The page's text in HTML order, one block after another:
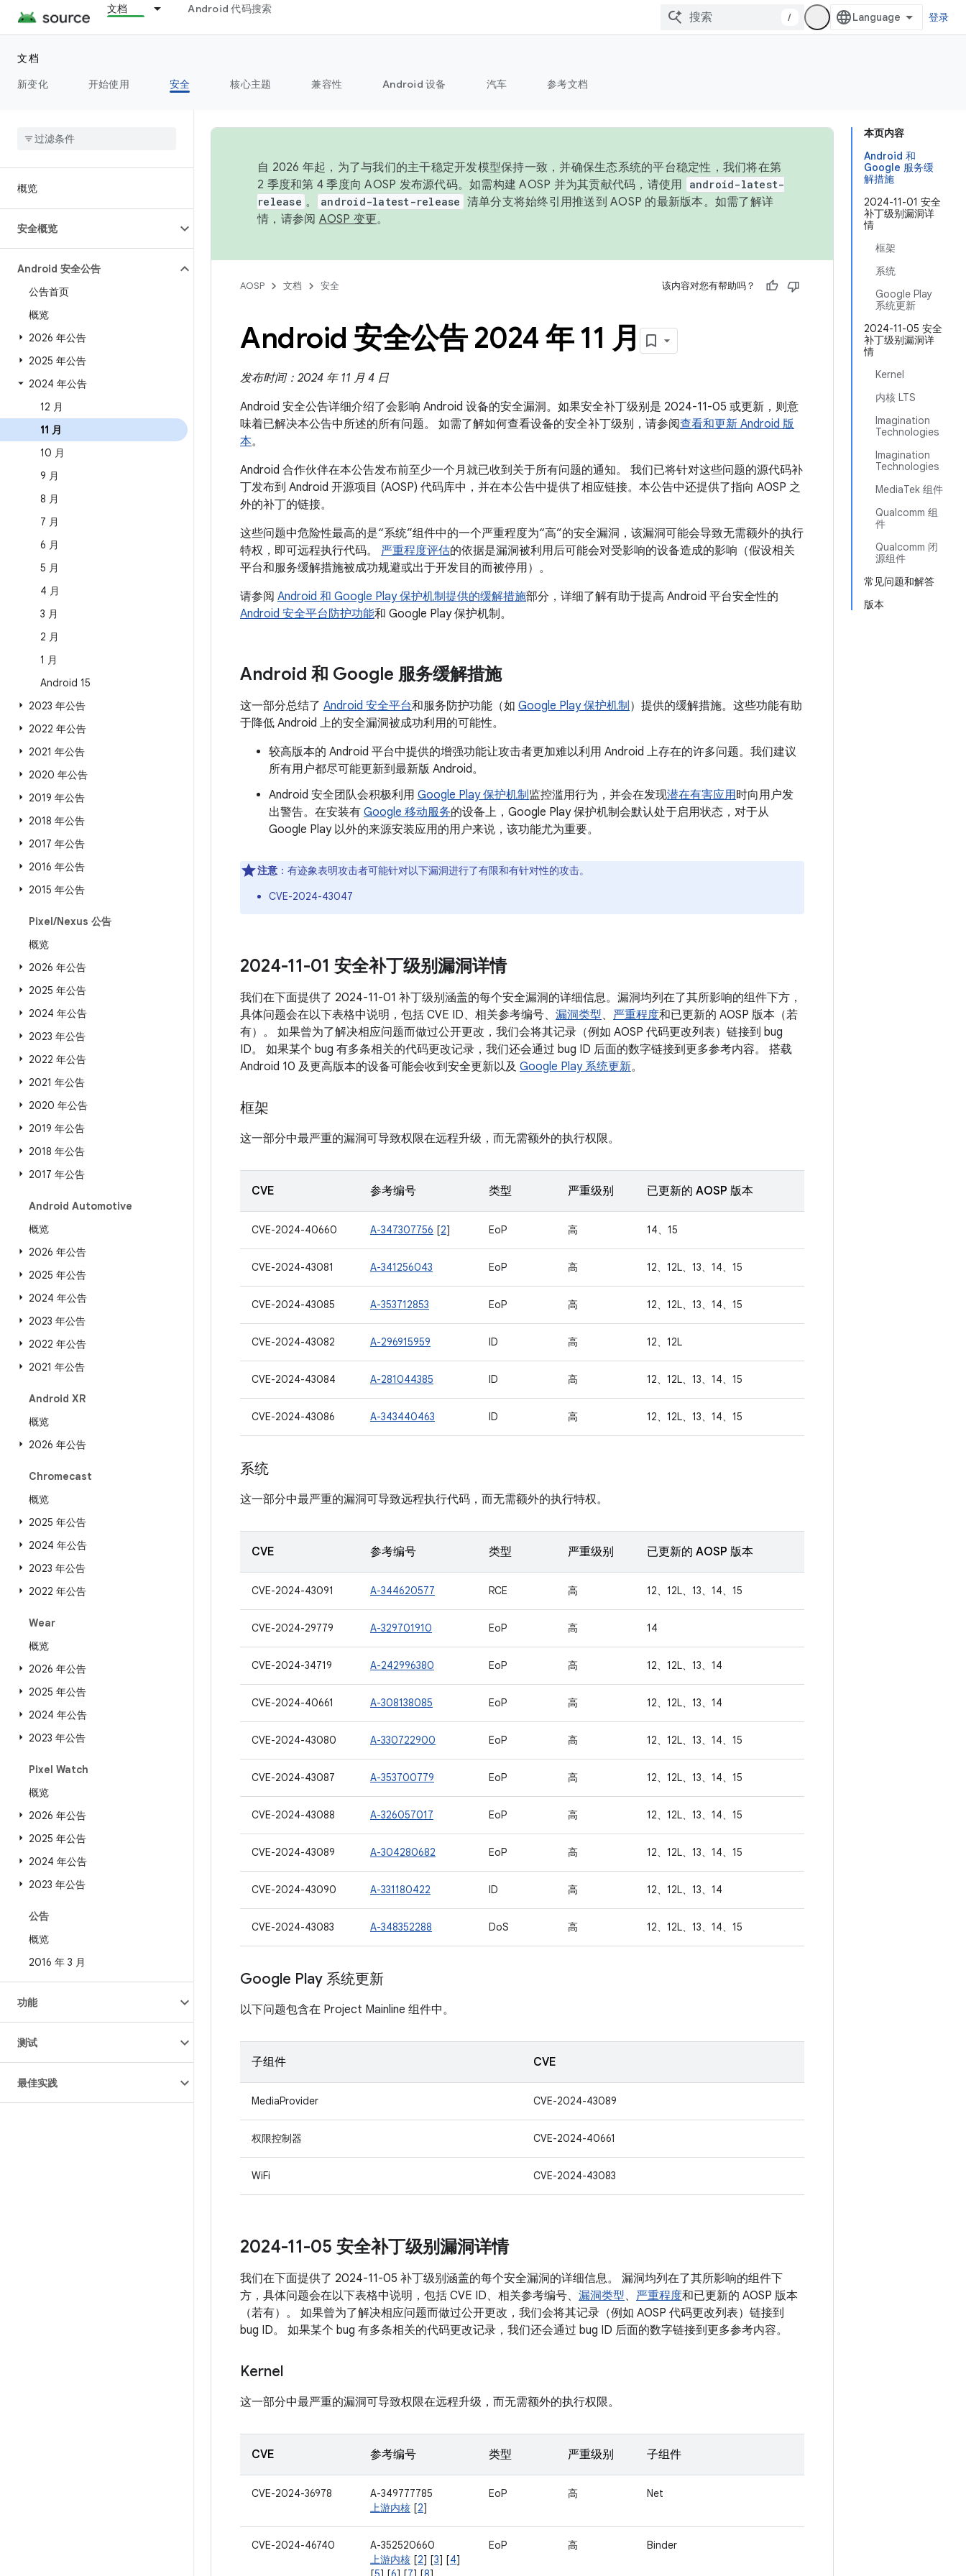
文档 Android 代码搜索
/ 登录
文档
新变化
开始使用 安全 核心主题 兼容性 Android 设备 汽车 参考文档
概览
安全概览
Android 安全公告
公告首页
概览
2026 年公告
2025 年公告
2024 年公告
12 月
11 月
10 月
9 月
8 月
7 月
6 月
5 月
4 月
3 月
2 月
1 月
Android 15
2023 年公告
2022 年公告
2021 年公告
2020 年公告
2019 年公告
2018 年公告
2017 年公告
2016 年公告
2015 年公告
Pixel/Nexus 公告
概览
2026 年公告
2025 年公告
2024 年公告
2023 年公告
2022 年公告
2021 年公告
2020 年公告
2019 年公告
2018 年公告
2017 年公告
Android Automotive
概览
2026 年公告
2025 年公告
2024 年公告
2023 年公告
2022 年公告
2021 年公告
Android XR
概览
2026 年公告
Chromecast
概览
2025 年公告
2024 年公告
2023 年公告
2022 年公告
Wear
概览
2026 年公告
2025 年公告
2024 年公告
2023 年公告
Pixel Watch
概览
2026 年公告
2025 年公告
2024 年公告
2023 年公告
公告
概览
2016 年 3 月
功能
测试
最佳实践
本页内容
Android 和
Google 服务缓
解措施
2024-11-01 安全
补丁级别漏洞详
情
框架
系统
Google Play
系统更新
2024-11-05 安全
补丁级别漏洞详
情
Kernel
内核 LTS
Imagination
Technologies
Imagination
Technologies
MediaTek 组件
Qualcomm 组
件
Qualcomm 闭
源组件
常见问题和解答
版本
自 2026 年起，为了与我们的主干稳定开发模型保持一致，并确保生态系统的平台稳定性，我们将在第
2 季度和第 4 季度向 AOSP 发布源代码。如需构建 AOSP 并为其贡献代码，请使用
android-latest-
release 。 android-latest-release 清单分支将始终引用推送到 AOSP 的最新版本。如需了解详
情，请参阅 AOSP 变更。
AOSP 文档 安全 该内容对您有帮助吗？
Android 安全公告 2024 年 11 月
发布时间：2024 年 11 月 4 日
Android 安全公告详细介绍了会影响 Android 设备的安全漏洞。如果安全补丁级别是 2024-11-05 或更新，则意
味着已解决本公告中所述的所有问题。 如需了解如何查看设备的安全补丁级别，请参阅查看和更新 Android 版
本。
Android 合作伙伴在本公告发布前至少一个月就已收到关于所有问题的通知。 我们已将针对这些问题的源代码补
丁发布到 Android 开源项目 (AOSP) 代码库中，并在本公告中提供了相应链接。本公告中还提供了指向 AOSP 之
外的补丁的链接。
这些问题中危险性最高的是“系统”组件中的一个严重程度为“高”的安全漏洞，该漏洞可能会导致无需额外的执行
特权，即可远程执行代码。 严重程度评估的依据是漏洞被利用后可能会对受影响的设备造成的影响（假设相关
平台和服务缓解措施被成功规避或出于开发目的而被停用）。
请参阅 Android 和 Google Play 保护机制提供的缓解措施部分，详细了解有助于提高 Android 平台安全性的
Android 安全平台防护功能和 Google Play 保护机制。
Android 和 Google 服务缓解措施
这一部分总结了 Android 安全平台和服务防护功能（如 Google Play 保护机制 ）提供的缓解措施。这些功能有助
于降低 Android 上的安全漏洞被成功利用的可能性。
较高版本的 Android 平台中提供的增强功能让攻击者更加难以利用 Android 上存在的许多问题。我们建议
所有用户都尽可能更新到最新版 Android。
Android 安全团队会积极利用 Google Play 保护机制监控滥用行为，并会在发现潜在有害应用时向用户发
出警告。在安装有 Google 移动服务的设备上，Google Play 保护机制会默认处于启用状态，对于从
Google Play 以外的来源安装应用的用户来说，该功能尤为重要。
注意 ：有迹象表明攻击者可能针对以下漏洞进行了有限和有针对性的攻击。
CVE-2024-43047
2024-11-01 安全补丁级别漏洞详情
我们在下面提供了 2024-11-01 补丁级别涵盖的每个安全漏洞的详细信息。漏洞均列在了其所影响的组件下方，
具体问题会在以下表格中说明，包括 CVE ID、相关参考编号、 漏洞类型、 严重程度和已更新的 AOSP 版本（若
有）。 如果曾为了解决相应问题而做过公开更改，我们会将其记录（例如 AOSP 代码更改列表）链接到 bug
ID。 如果某个 bug 有多条相关的代码更改记录，我们还会通过 bug ID 后面的数字链接到更多参考内容。 搭载
Android 10 及更高版本的设备可能会收到安全更新以及 Google Play 系统更新。
框架
这一部分中最严重的漏洞可导致权限在远程升级，而无需额外的执行权限。
CVE 参考编号 类型 严重级别 已更新的 AOSP 版本
CVE-2024-40660 A-347307756 [2] EoP 高 14、15
CVE-2024-43081 A-341256043 EoP 高 12、12L、13、14、15
CVE-2024-43085 A-353712853 EoP 高 12、12L、13、14、15
CVE-2024-43082 A-296915959 ID 高 12、12L
CVE-2024-43084 A-281044385 ID 高 12、12L、13、14、15
CVE-2024-43086 A-343440463 ID 高 12、12L、13、14、15
系统
这一部分中最严重的漏洞可导致远程执行代码，而无需额外的执行特权。
CVE 参考编号 类型 严重级别 已更新的 AOSP 版本
CVE-2024-43091 A-344620577 RCE 高 12、12L、13、14、15
CVE-2024-29779 A-329701910 EoP 高 14
CVE-2024-34719 A-242996380 EoP 高 12、12L、13、14
CVE-2024-40661 A-308138085 EoP 高 12、12L、13、14
CVE-2024-43080 A-330722900 EoP 高 12、12L、13、14、15
CVE-2024-43087 A-353700779 EoP 高 12、12L、13、14、15
CVE-2024-43088 A-326057017 EoP 高 12、12L、13、14、15
CVE-2024-43089 A-304280682 EoP 高 12、12L、13、14、15
CVE-2024-43090 A-331180422 ID 高 12、12L、13、14
CVE-2024-43083 A-348352288 DoS 高 12、12L、13、14、15
Google Play 系统更新
以下问题包含在 Project Mainline 组件中。
子组件 CVE
MediaProvider CVE-2024-43089
权限控制器 CVE-2024-40661
WiFi CVE-2024-43083
2024-11-05 安全补丁级别漏洞详情
我们在下面提供了 2024-11-05 补丁级别涵盖的每个安全漏洞的详细信息。 漏洞均列在了其所影响的组件下
方，具体问题会在以下表格中说明，包括 CVE ID、相关参考编号、 漏洞类型、 严重程度和已更新的 AOSP 版本
（若有）。 如果曾为了解决相应问题而做过公开更改，我们会将其记录（例如 AOSP 代码更改列表）链接到
bug ID。 如果某个 bug 有多条相关的代码更改记录，我们还会通过 bug ID 后面的数字链接到更多参考内容。
Kernel
这一部分中最严重的漏洞可导致权限在远程升级，而无需额外的执行权限。
CVE 参考编号 类型 严重级别 子组件
CVE-2024-36978
A-349777785
上游内核 [2]
EoP 高 Net
CVE-2024-46740
A-352520660
上游内核 [2] [3] [4]
EoP 高 Binder